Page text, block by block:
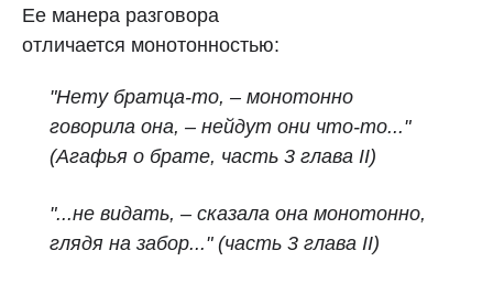
Ее манера разговора
отличается монотонностью:
"Нету братца-то, – монотонно
говорила она, – нейдут они что-то..."
(Агафья о брате, часть 3 глава II)
"...не видать, – сказала она монотонно,
глядя на забор..." (часть 3 глава II)